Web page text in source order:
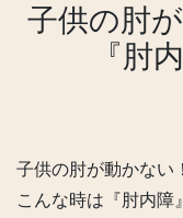
子供の肘
『肘
子供の肘が動かない
こんな時は『肘内障